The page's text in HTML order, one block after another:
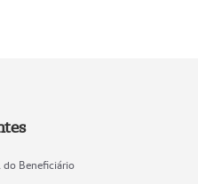
do Beneficiário